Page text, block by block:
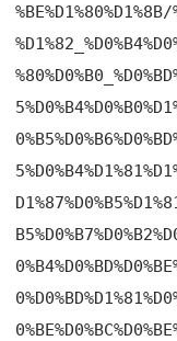
%BE%D1%80%D1%8B/